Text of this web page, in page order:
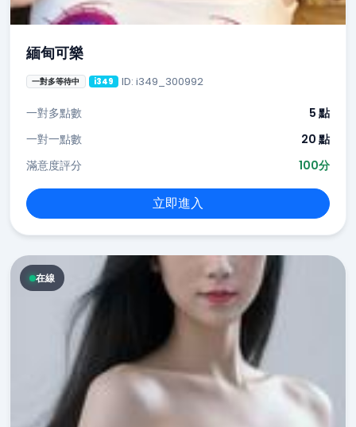
緬甸可樂
一對多等待中 i349 ID: i349_300992
一對多點數
5 點
一對一點數
20 點
滿意度評分
100分
立即進入
在線